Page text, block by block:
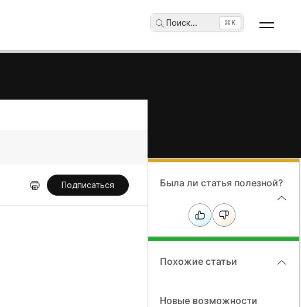
Поиск... ⌘K
Подписаться Была ли статья полезной?
Похожие статьи
Новые возможности